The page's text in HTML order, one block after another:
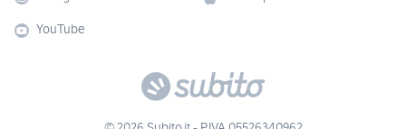
YouTube